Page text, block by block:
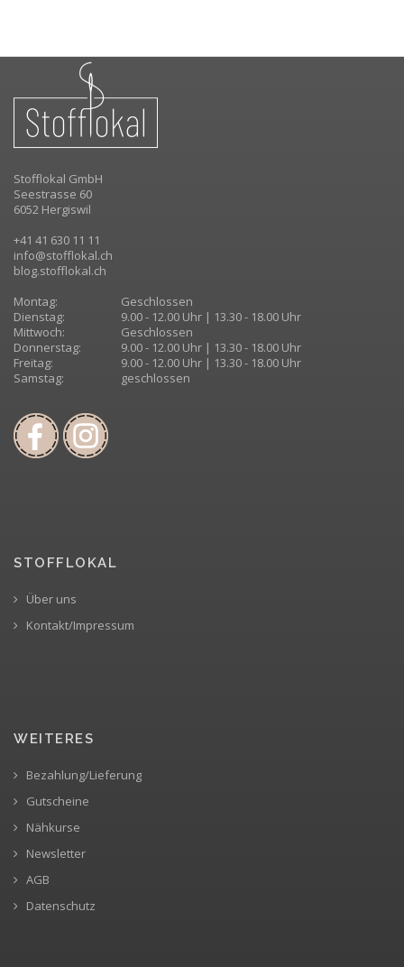
Stofflokal GmbH
Seestrasse 60
6052 Hergiswil
+41 41 630 11 11
info@stofflokal.ch
blog.stofflokal.ch
Montag:
Geschlossen
Dienstag:
9.00 - 12.00 Uhr | 13.30 - 18.00 Uhr
Mittwoch:
Geschlossen
Donnerstag:
9.00 - 12.00 Uhr | 13.30 - 18.00 Uhr
Freitag:
9.00 - 12.00 Uhr | 13.30 - 18.00 Uhr
Samstag:
geschlossen
STOFFLOKAL
Über uns
Kontakt/Impressum
WEITERES
Bezahlung/Lieferung
Gutscheine
Nähkurse
Newsletter
AGB
Datenschutz